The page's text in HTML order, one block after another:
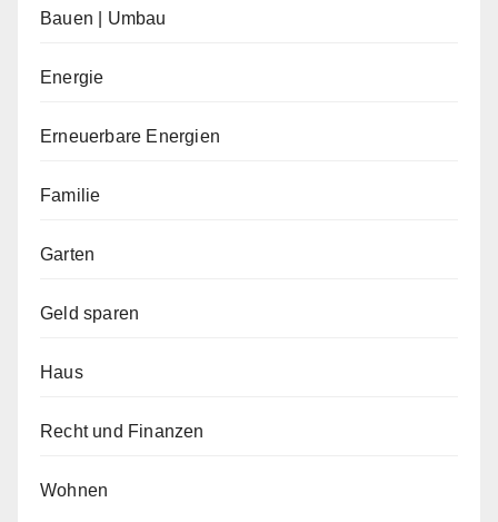
Bauen | Umbau
Energie
Erneuerbare Energien
Familie
Garten
Geld sparen
Haus
Recht und Finanzen
Wohnen